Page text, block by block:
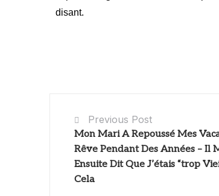
disant.
Previous Post
Mon Mari A Repoussé Mes
Rêve Pendant Des Années – Il
Ensuite Dit Que J’étais “trop
Cela